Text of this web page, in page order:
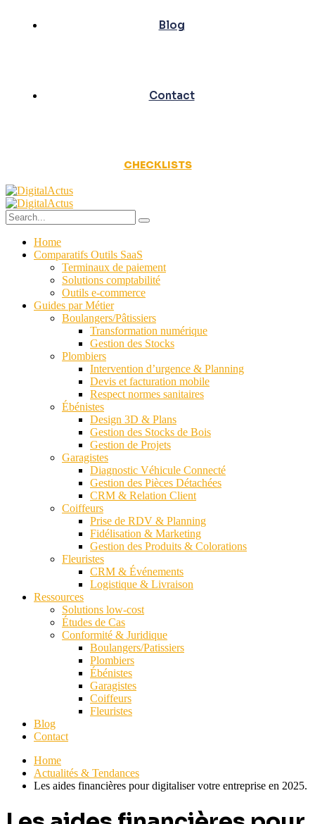
Blog
Contact
CHECKLISTS
Home
Comparatifs Outils SaaS
Terminaux de paiement
Solutions comptabilité
Outils e-commerce
Guides par Métier
Boulangers/Pâtissiers
Transformation numérique
Gestion des Stocks
Plombiers
Intervention d’urgence & Planning
Devis et facturation mobile
Respect normes sanitaires
Ébénistes
Design 3D & Plans
Gestion des Stocks de Bois
Gestion de Projets
Garagistes
Diagnostic Véhicule Connecté
Gestion des Pièces Détachées
CRM & Relation Client
Coiffeurs
Prise de RDV & Planning
Fidélisation & Marketing
Gestion des Produits & Colorations
Fleuristes
CRM & Événements
Logistique & Livraison
Ressources
Solutions low-cost
Études de Cas
Conformité & Juridique
Boulangers/Patissiers
Plombiers
Ébénistes
Garagistes
Coiffeurs
Fleuristes
Blog
Contact
Home
Actualités & Tendances
Les aides financières pour digitaliser votre entreprise en 2025.